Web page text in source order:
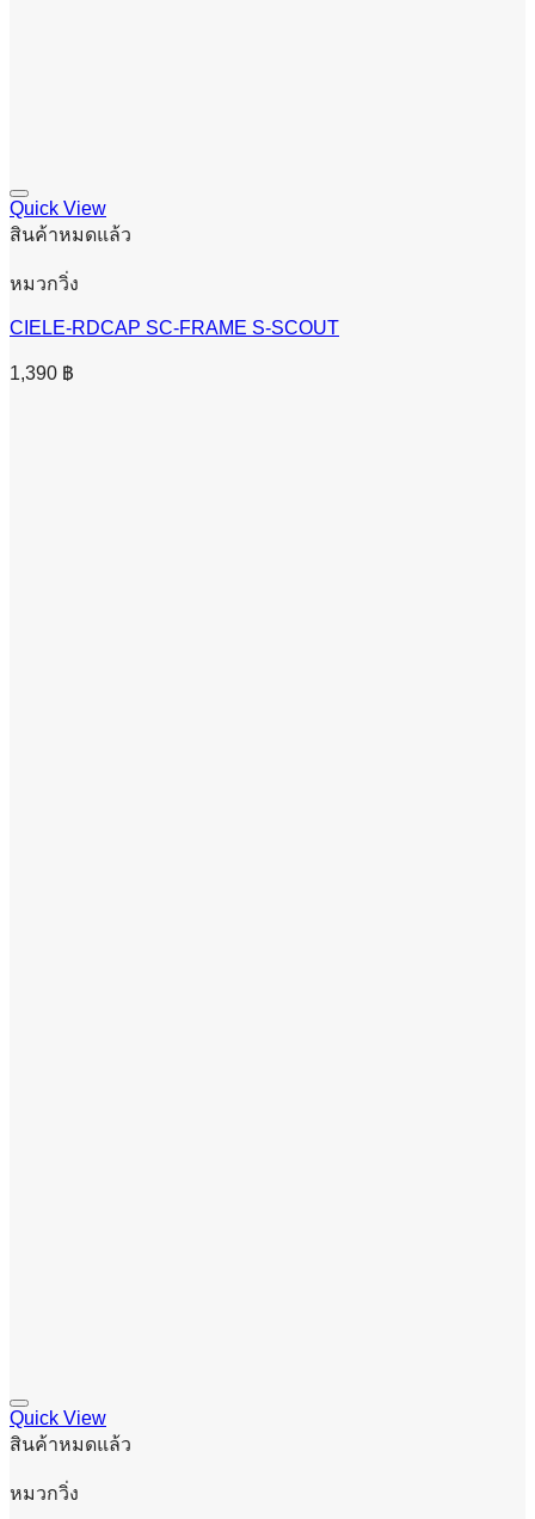
Quick View
สินค้าหมดแล้ว
หมวกวิ่ง
CIELE-RDCAP SC-FRAME S-SCOUT
1,390 ฿
Quick View
สินค้าหมดแล้ว
หมวกวิ่ง